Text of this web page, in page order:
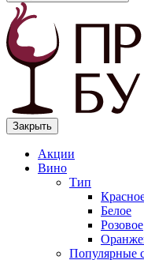
Закрыть
Акции
Вино
Тип
Белое
Розовое
Популярные